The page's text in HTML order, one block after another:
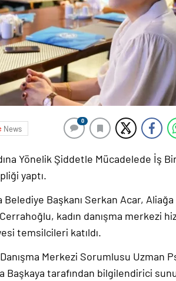
News
0
Yönelik Şiddetle Mücadelede İş
yaptı.
Başkanı Serkan Acar,
kadın danışma merkezi
temsilcileri katıldı.
Merkezi Sorumlusu Uzman
Başkaya tarafından bilgilendirici